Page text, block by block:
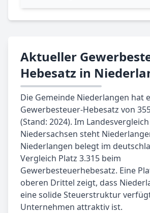
Aktueller
Hebesatz in
Die Gemeinde Niederlangen hat
Gewerbesteuer-Hebesatz von
(Stand: 2024). Im
Niedersachsen steht
Niederlangen belegt im
Vergleich Platz 3.315 beim
Gewerbesteuerhebesatz. Eine
oberen Drittel zeigt, dass
eine solide Steuerstruktur
Unternehmen attraktiv ist.